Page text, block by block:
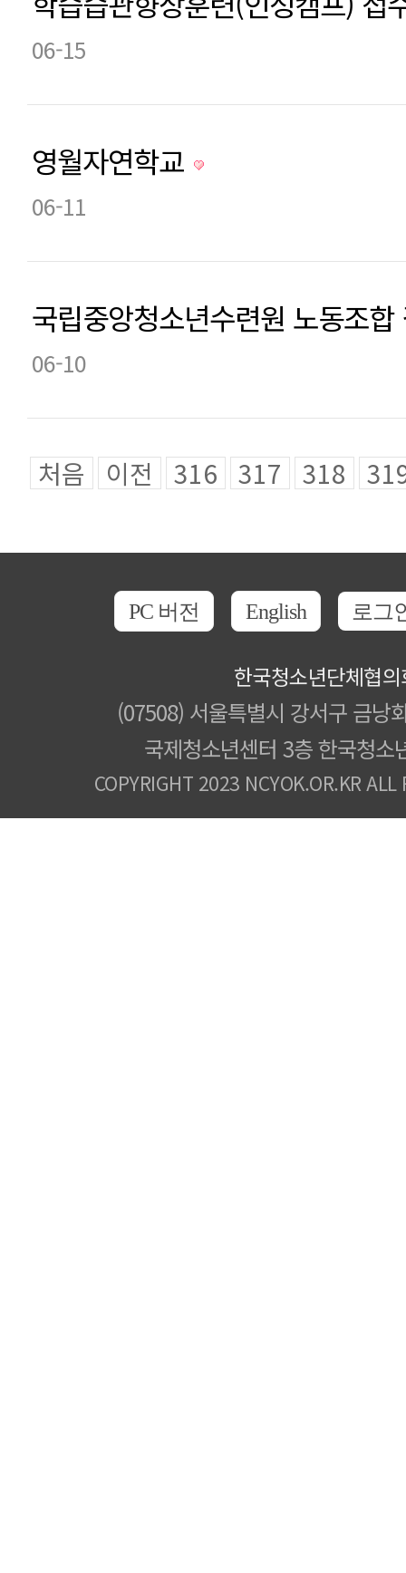
06-15
영월자연학교
06-11
국립중앙청소년수련원 노동조
06-10
처음 이전 316 317 318
PC 버전 English 로그
한국청소년단체협
(07508) 서울특별시 강서구 금낭
국제청소년센터 3층 한국청소
COPYRIGHT 2023 NCYOK.OR.KR ALL